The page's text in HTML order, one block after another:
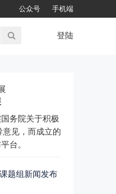
公众号 手机端
登陆
务院关于积极
意见，而成立的
台。
题组新闻发布